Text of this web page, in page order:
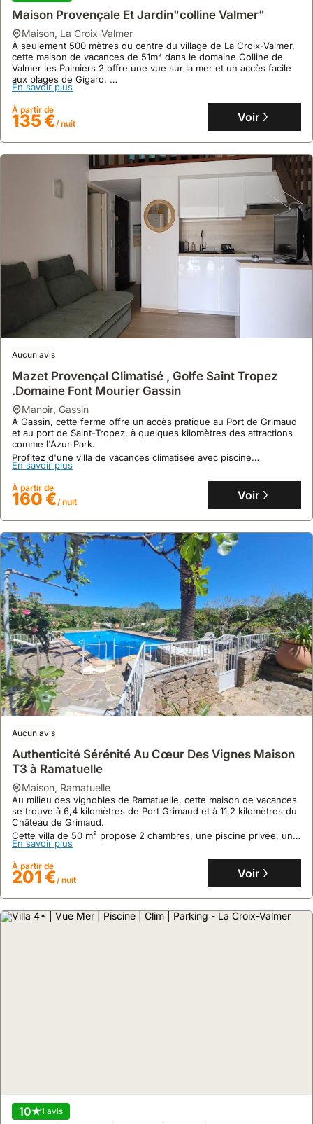
9.4 52 avis
Superbe Vue Mer, Région De St Tropez. 6
Personnes
maison
Sur une colline tranquille, cette villa offre une vue panoramique
sur la baie de Cavalaire, à 2 km des plages et 1 km du centre de
Cette location de vacances dispose d'une grande terrasse avec
piscine, d'un jardin méditerranéen et d'un piano électronique pour
545 €/ nuit
Aucun avis
Authentique Mas Douillet Cœur Du Golfe St Tropez
Près Des Plages De Sable Fin
manoir
À seulement 400 mètres de L'Église Saint-Michel et du Château
de Grimaud, cette ferme propose une expérience familiale
Cette location de vacances, pouvant accueillir 4 personnes,
dispose de 2 chambres, 2 salles de bains, d'une cuisine équipée
et d'un jardin, à proximité des parcs d'attractions Azur Park et
Aqualand Sainte-Maxime.
En savoir plus
À partir de
193 €/ nuit
9.6 5 avis
Maison Neuve Climatisé 2 Chambres 50m Plage
Gigaro
maison
À 50 mètres de la plage de Gigaro, cette villa neuve et climatisée
offre un accès direct aux commerces et restaurants dans le
Ce logement de vacances, pouvant accueillir 4 personnes,
propose un espace extérieur privé de 200m² avec vue mer, une
En savoir plus
Maison Provençale Et Jardin"colline Valmer"
maison, La Croix-Valmer
À seulement 500 mètres du centre du village de La Croix-Valmer,
cette maison de vacances de 51m² dans le domaine Colline de
Valmer les Palmiers 2 offre une vue sur la mer et un accès facile
aux plages de Gigaro.
Cette villa accueillante, parfaite pour 4 personnes, dispose de la
climatisation, d'une connexion internet, d'une piscine collective
exclusive et d'un jardin privatif pour profiter pleinement de votre
séjour.
En savoir plus
À partir de
135 €/ nuit Voir
Aucun avis
Mazet Provençal Climatisé , Golfe Saint Tropez
.Domaine Font Mourier Gassin
manoir, Gassin
À Gassin, cette ferme offre un accès pratique au Port de Grimaud
et au port de Saint-Tropez, à quelques kilomètres des attractions
comme l'Azur Park.
Profitez d'une villa de vacances climatisée avec piscine
extérieure, cuisine équipée et connexion Wi-Fi gratuite, idéale
En savoir plus
À partir de
160 €/ nuit Voir
Aucun avis
Authenticité Sérénité Au Cœur Des Vignes Maison
T3 à Ramatuelle
maison, Ramatuelle
Au milieu des vignobles de Ramatuelle, cette maison de vacances
se trouve à 6,4 kilomètres de Port Grimaud et à 11,2 kilomètres du
Château de Grimaud.
Cette villa de 50 m² propose 2 chambres, une piscine privée, une
terrasse et un barbecue, pouvant accueillir jusqu'à 7 personnes.
En savoir plus
À partir de
201 €/ nuit Voir
10 1 avis